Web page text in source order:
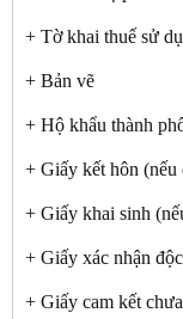
+ Tờ khai thuế sử
+ Bản vẽ
+ Hộ khẩu thành
+ Giấy kết hôn (nếu
+ Giấy khai sinh
+ Giấy xác nhận
+ Giấy cam kết